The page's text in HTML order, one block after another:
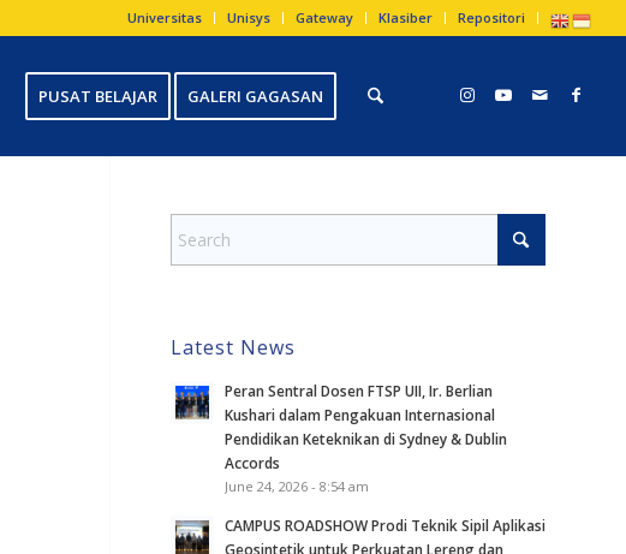
Universitas Unisys Gateway Klasiber Repositori
PUSAT BELAJAR GALERI GAGASAN
Latest News
Peran Sentral Dosen FTSP UII, Ir. Berlian
Kushari dalam Pengakuan Internasional
Pendidikan Keteknikan di Sydney & Dublin
Accords
June 24, 2026 - 8:54 am
CAMPUS ROADSHOW Prodi Teknik Sipil Aplikasi
Geosintetik untuk Perkuatan Lereng dan